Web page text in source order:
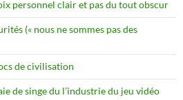
personnel clair et pas du tout obscur
(« nous ne sommes pas des
de civilisation
de singe du l’industrie du jeu vidéo